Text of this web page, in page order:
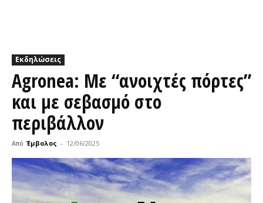
Εκδηλώσεις
Agronea: Με “ανοιχτές πόρτες”
και με σεβασμό στο
περιβάλλον
Από Έμβολος - 12/06/2025